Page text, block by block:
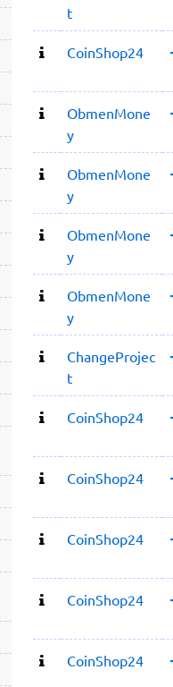
t
CoinShop24
ObmenMone
y
ObmenMone
y
ObmenMone
y
ObmenMone
y
ChangeProjec
t
CoinShop24
CoinShop24
CoinShop24
CoinShop24
CoinShop24